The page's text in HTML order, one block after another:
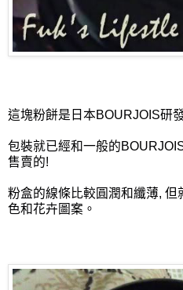
這塊粉餅是日本BOURJOIS研
包裝就已經和一般的
售賣的!
粉盒的線條比較圓潤和纖薄,
色和花卉圖案。